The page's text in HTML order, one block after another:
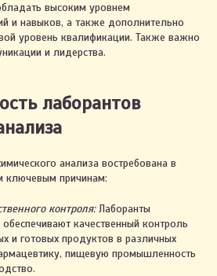
высоким уровнем
и навыков, а также дополнительно
уровень квалификации. Также важно
и лидерства.
лаборантов
анализа востребована в
ключевым причинам:
контроля:Лаборанты
качественный контроль
и готовых продуктов в различных
пищевую промышленность